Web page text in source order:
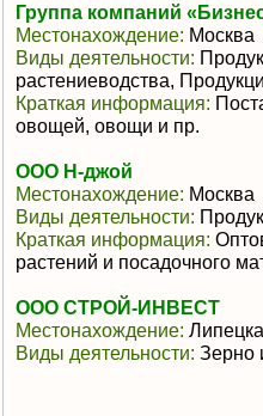
Группа компаний
Местонахождение: Москва
Виды деятельности:
растениеводства,
Краткая информация:
овощей, овощи и пр.
ООО Н-джой
Местонахождение: Москва
Виды деятельности:
Краткая информация:
растений и посадочного
ООО СТРОЙ-ИНВЕСТ
Местонахождение:
Виды деятельности: Зерно